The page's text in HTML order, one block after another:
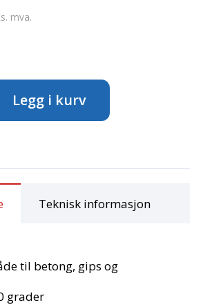
mva.
Legg i kurv
Teknisk informasjon
til betong, gips og
grader